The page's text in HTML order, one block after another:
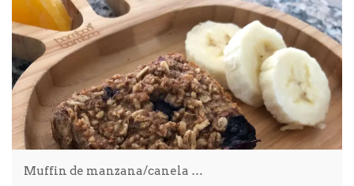
Muffin de manzana/canela …